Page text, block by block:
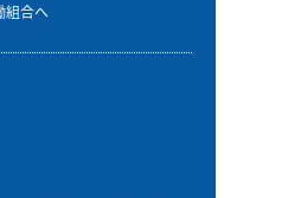
組合へ